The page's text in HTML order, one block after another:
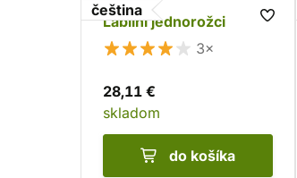
čeština
Labilní jednorožci
3×
28,11 €
skladom
do košíka